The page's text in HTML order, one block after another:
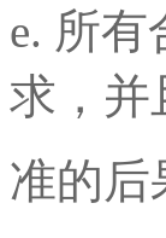
e. 所
求，并
准的后